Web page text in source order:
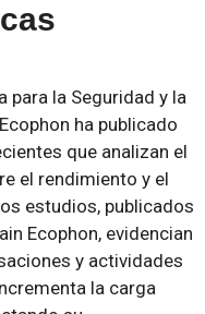
para la Seguridad y la
Ecophon ha publicado
que analizan el
el rendimiento y el
estudios, publicados
Ecophon, evidencian
y actividades
la carga